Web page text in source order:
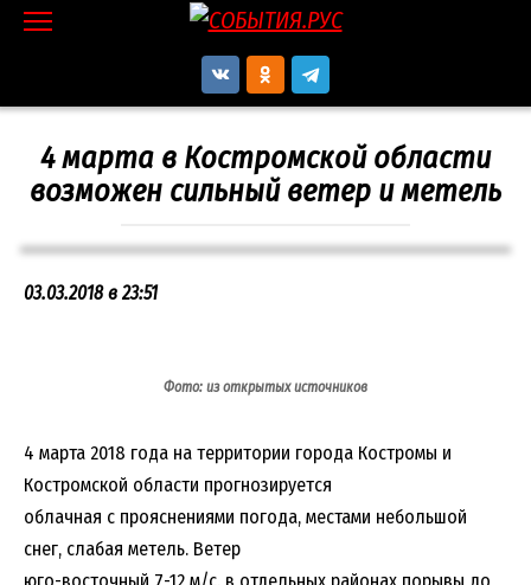
Перейти
4 марта в Костромской области
возможен сильный ветер и метель
03.03.2018 в 23:51
Фото: из открытых источников
4 марта 2018 года на территории города Костромы и
Костромской области прогнозируется
облачная с прояснениями погода, местами небольшой
снег, слабая метель. Ветер